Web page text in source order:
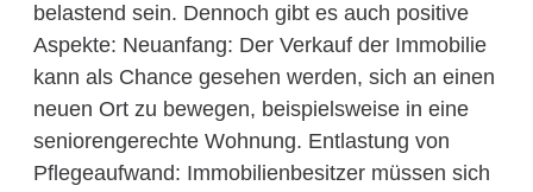
belastend sein. Dennoch gibt es auch positive
Aspekte: Neuanfang: Der Verkauf der Immobilie
kann als Chance gesehen werden, sich an einen
neuen Ort zu bewegen, beispielsweise in eine
seniorengerechte Wohnung. Entlastung von
Pflegeaufwand: Immobilienbesitzer müssen sich